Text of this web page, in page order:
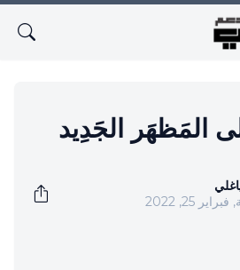
المَظهَر الجَدِيد
25, 2022